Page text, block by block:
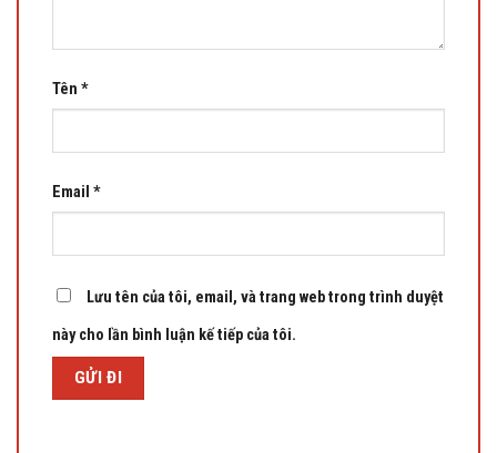
Tên *
Email *
Lưu tên của tôi, email, và trang web trong trình duyệt
này cho lần bình luận kế tiếp của tôi.